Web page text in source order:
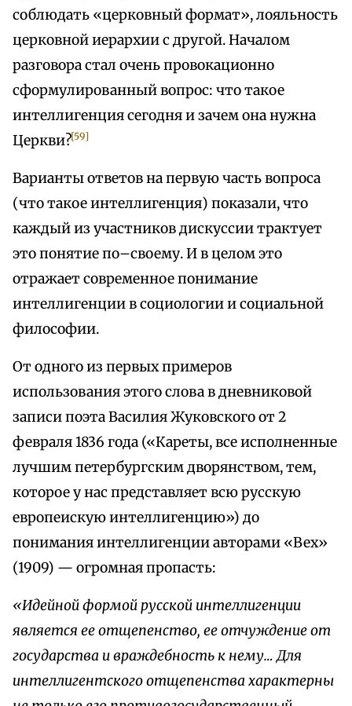
соблюдать «церковный формат», лояльность
церковной иерархии с другой. Началом
разговора стал очень провокационно
сформулированный вопрос: что такое
интеллигенция сегодня и зачем она нужна
Церкви?[59]
Варианты ответов на первую часть вопроса
(что такое интеллигенция) показали, что
каждый из участников дискуссии трактует
это понятие по–своему. И в целом это
отражает современное понимание
интеллигенции в социологии и социальной
философии.
От одного из первых примеров
использования этого слова в дневниковой
записи поэта Василия Жуковского от 2
февраля 1836 года («Кареты, все исполненные
лучшим петербургским дворянством, тем,
которое у нас представляет всю русскую
европеискую интеллигенцию») до
понимания интеллигенции авторами «Вех»
(1909) — огромная пропасть:
«Идейной формой русской интеллигенции
является ее отщепенство, ее отчуждение от
государства и враждебность к нему… Для
интеллигентского отщепенства характерны